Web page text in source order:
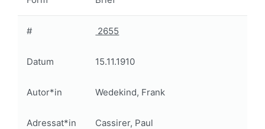
# 2655
Datum 15.11.1910
Autor*in Wedekind, Frank
Adressat*in Cassirer, Paul